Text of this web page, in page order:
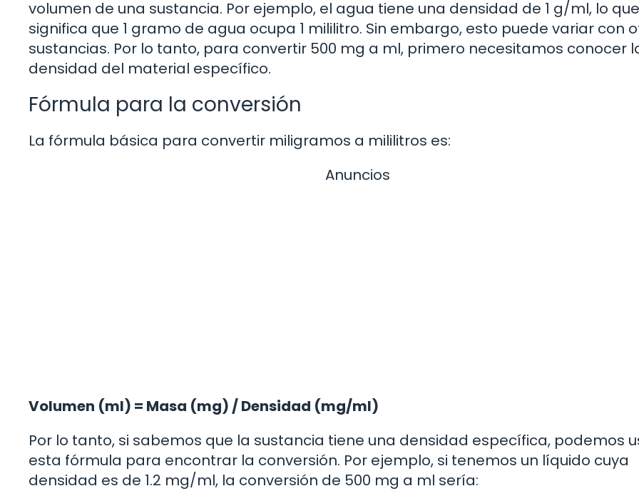
volumen de una sustancia. Por ejemplo, el agua tiene una densidad de 1 g/ml, lo que
significa que 1 gramo de agua ocupa 1 mililitro. Sin embargo, esto puede variar con
sustancias. Por lo tanto, para convertir 500 mg a ml, primero necesitamos conocer
densidad del material específico.
Fórmula para la conversión
La fórmula básica para convertir miligramos a mililitros es:
Anuncios
Volumen (ml) = Masa (mg) / Densidad (mg/ml)
Por lo tanto, si sabemos que la sustancia tiene una densidad específica, podemos
esta fórmula para encontrar la conversión. Por ejemplo, si tenemos un líquido cuya
densidad es de 1.2 mg/ml, la conversión de 500 mg a ml sería: